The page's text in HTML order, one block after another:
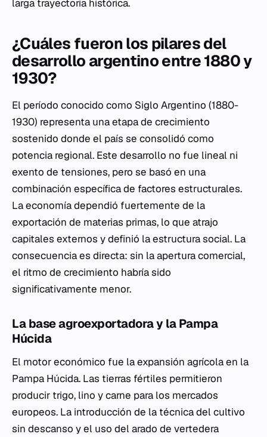
larga trayectoria histórica.
¿Cuáles fueron los pilares del
desarrollo argentino entre 1880 y
1930?
El período conocido como Siglo Argentino (1880-
1930) representa una etapa de crecimiento
sostenido donde el país se consolidó como
potencia regional. Este desarrollo no fue lineal ni
exento de tensiones, pero se basó en una
combinación específica de factores estructurales.
La economía dependió fuertemente de la
exportación de materias primas, lo que atrajo
capitales externos y definió la estructura social. La
consecuencia es directa: sin la apertura comercial,
el ritmo de crecimiento habría sido
significativamente menor.
La base agroexportadora y la Pampa
Húcida
El motor económico fue la expansión agrícola en la
Pampa Húcida. Las tierras fértiles permitieron
producir trigo, lino y carne para los mercados
europeos. La introducción de la técnica del cultivo
sin descanso y el uso del arado de vertedera